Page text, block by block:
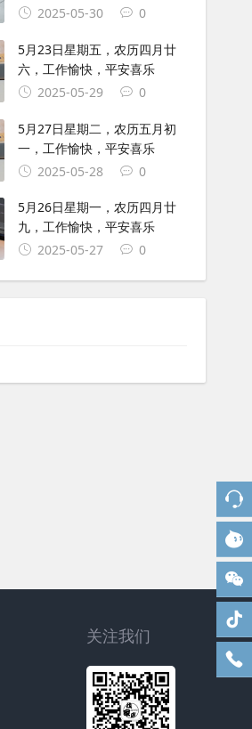
2025-05-30
0
5月23日星期五，农历四月廿
六，工作愉快，平安喜乐
2025-05-29
0
5月27日星期二，农历五月初
一，工作愉快，平安喜乐
2025-05-28
0
5月26日星期一，农历四月廿
九，工作愉快，平安喜乐
2025-05-27
0
关注我们